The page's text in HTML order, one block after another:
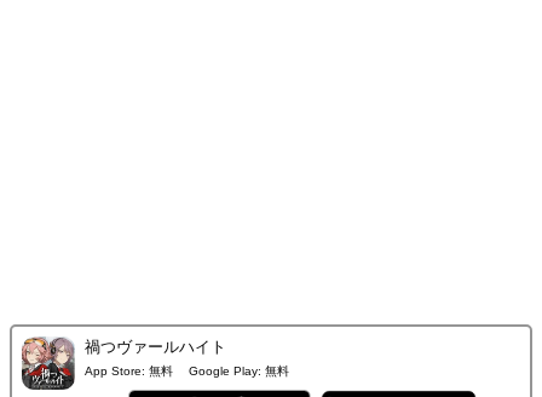
禍つヴァールハイト
App Store: 無料 Google Play: 無料